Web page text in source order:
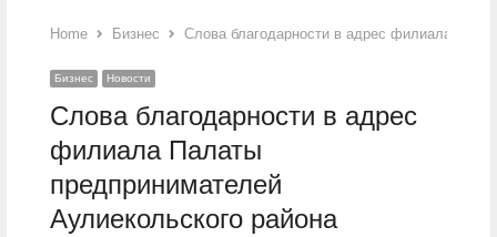
Home Бизнес Слова благодарности в адрес филиала
Бизнес Новости
Слова благодарности в адрес
филиала Палаты
предпринимателей
Аулиекольского района